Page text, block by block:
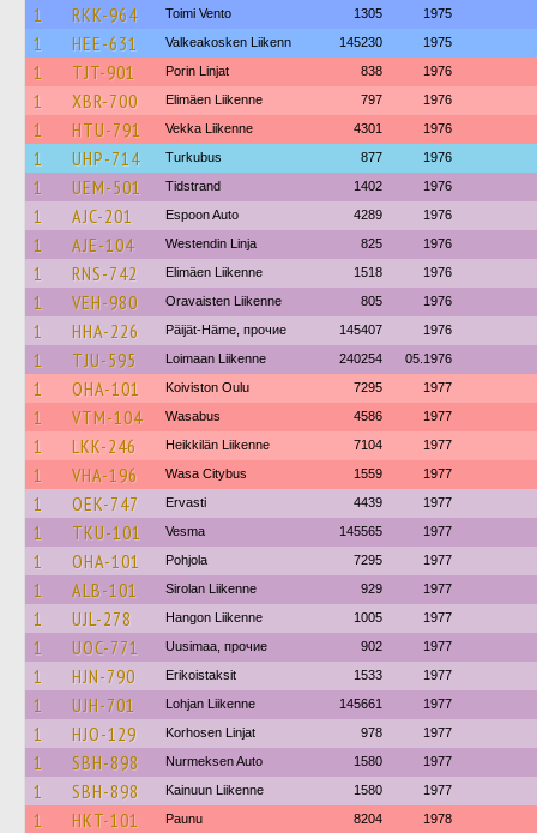
1 RKK-964 Toimi Vento 1305 1975
1 HEE-631 Valkeakosken Liikenn 145230 1975
1 TJT-901 Porin Linjat 838 1976
1 XBR-700 Elimäen Liikenne 797 1976
1 HTU-791 Vekka Liikenne 4301 1976
1 UHP-714 Turkubus 877 1976
1 UEM-501 Tidstrand 1402 1976
1 AJC-201 Espoon Auto 4289 1976
1 AJE-104 Westendin Linja 825 1976
1 RNS-742 Elimäen Liikenne 1518 1976
1 VEH-980 Oravaisten Liikenne 805 1976
1 HHA-226 Päijät-Häme, прочие 145407 1976
1 TJU-595 Loimaan Liikenne 240254 05.1976
1 OHA-101 Koiviston Oulu 7295 1977
1 VTM-104 Wasabus 4586 1977
1 LKK-246 Heikkilän Liikenne 7104 1977
1 VHA-196 Wasa Citybus 1559 1977
1 OEK-747 Ervasti 4439 1977
1 TKU-101 Vesma 145565 1977
1 OHA-101 Pohjola 7295 1977
1 ALB-101 Sirolan Liikenne 929 1977
1 UJL-278 Hangon Liikenne 1005 1977
1 UOC-771 Uusimaa, прочие 902 1977
1 HJN-790 Erikoistaksit 1533 1977
1 UJH-701 Lohjan Liikenne 145661 1977
1 HJO-129 Korhosen Linjat 978 1977
1 SBH-898 Nurmeksen Auto 1580 1977
1 SBH-898 Kainuun Liikenne 1580 1977
1 HKT-101 Paunu 8204 1978